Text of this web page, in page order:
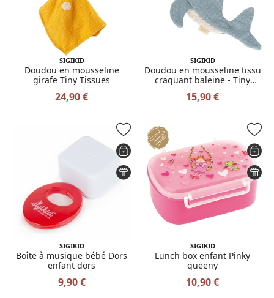
SIGIKID
Doudou en mousseline
girafe Tiny Tissues
24,90 €
SIGIKID
Doudou en mousseline tissu
craquant baleine - Tiny
15,90 €
SIGIKID
Boîte à musique bébé Dors
enfant dors
9,90 €
SIGIKID
Lunch box enfant Pinky
queeny
10,90 €